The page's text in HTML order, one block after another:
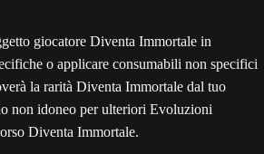
giocatore Diventa Immortale in
o applicare consumabili non specifici
la rarità Diventa Immortale dal tuo
non idoneo per ulteriori Evoluzioni
Diventa Immortale.